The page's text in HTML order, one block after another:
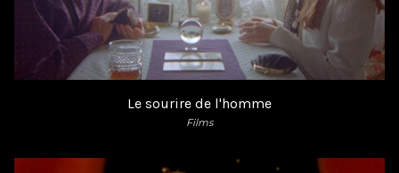
Le sourire de l'homme
Films